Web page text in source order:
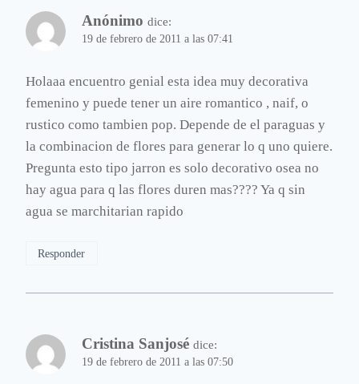
Anónimo dice:
19 de febrero de 2011 a las 07:41
Holaaa encuentro genial esta idea muy decorativa
femenino y puede tener un aire romantico , naif, o
rustico como tambien pop. Depende de el paraguas y
la combinacion de flores para generar lo q uno quiere.
Pregunta esto tipo jarron es solo decorativo osea no
hay agua para q las flores duren mas???? Ya q sin
agua se marchitarian rapido
Responder
Cristina Sanjosé dice:
19 de febrero de 2011 a las 07:50